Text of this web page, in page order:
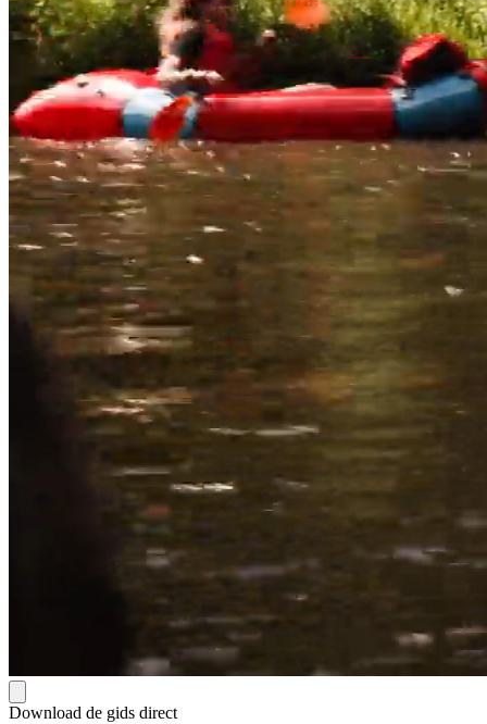
Download de gids direct